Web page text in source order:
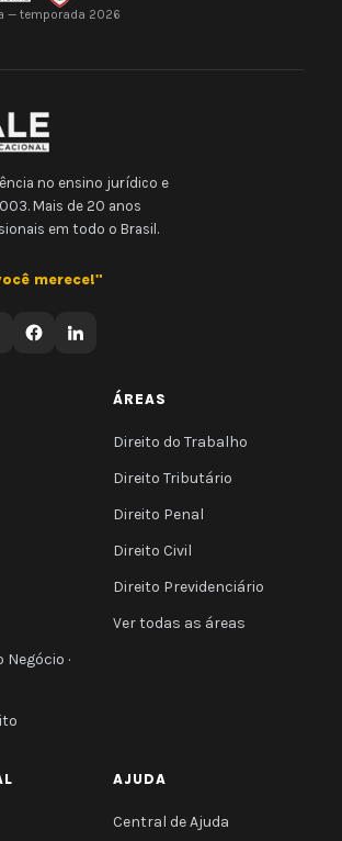
— temporada 2026
no ensino jurídico e
Mais de 20 anos
em todo o Brasil.
merece!"
·
ÁREAS
Direito do Trabalho
Direito Tributário
Direito Penal
Direito Civil
Direito Previdenciário
Ver todas as áreas
AJUDA
Central de Ajuda